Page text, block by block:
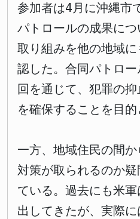
参加者は4月に沖縄市
パトロールの成果に
取り組みを他の地域
認した。合同パトロ
回を通じて、犯罪の
を確保することを目的
一方、地域住民の間
対策が取られるのか
ている。過去にも米
出してきたが、実際